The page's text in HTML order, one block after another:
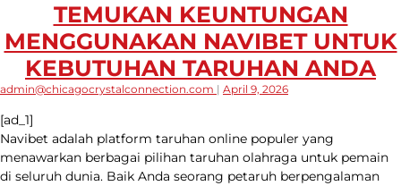
TEMUKAN KEUNTUNGAN
MENGGUNAKAN NAVIBET UNTUK
KEBUTUHAN TARUHAN ANDA
admin@chicagocrystalconnection.com | April 9, 2026
[ad_1]
Navibet adalah platform taruhan online populer yang
menawarkan berbagai pilihan taruhan olahraga untuk pemain
di seluruh dunia. Baik Anda seorang petaruh berpengalaman